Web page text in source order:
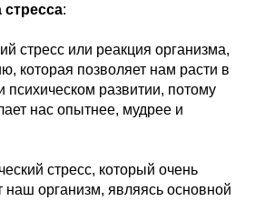
стресса:
стресс или реакция организма,
которая позволяет нам расти в
развитии, потому
нас опытнее, мудрее и
стресс, который очень
наш организм, являясь основной